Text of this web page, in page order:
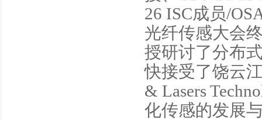
26 ISC成员/
光纤传感大会
授研讨了分布
快接受了饶云
& Lasers
化传感的发展